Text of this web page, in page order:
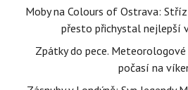
Moby na Colours of Ostrava:
přesto přichystal nejlepší
Zpátky do pece.
počasí na